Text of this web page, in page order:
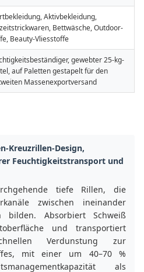
Aktivbekleidung,
Bettwäsche, Outdoor-
Beauty-Vliesstoffe
gewebter 25-kg-
auf Paletten gestapelt für den
Massenexportversand
Kreuzrillen-Design,
Feuchtigkeitstransport und
tiefe Rillen, die
zwischen ineinander
bilden. Absorbiert Schweiß
und transportiert
Verdunstung zur
mit einer um 40–70 %
als